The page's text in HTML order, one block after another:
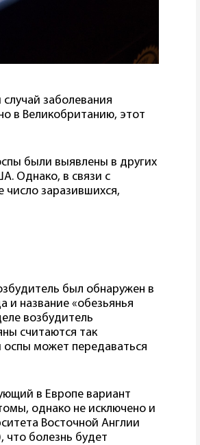
заболевания
в Великобританию, этот
были выявлены в других
Однако, в связи с
заразившихся,
был обнаружен в
и название «обезьянья
возбудитель
считаются так
может передаваться
в Европе вариант
однако не исключено и
Восточной Англии
что болезнь будет